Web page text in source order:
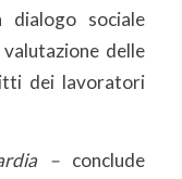
dialogo sociale
delle
dei lavoratori
– conclude